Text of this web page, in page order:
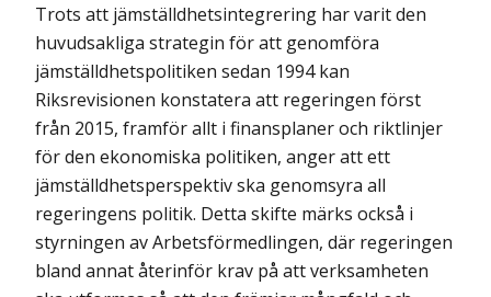
Trots att jämställdhetsintegrering har varit den
huvudsakliga strategin för att genomföra
jämställdhetspolitiken sedan 1994 kan
Riksrevisionen konstatera att regeringen först
från 2015, framför allt i finansplaner och riktlinjer
för den ekonomiska politiken, anger att ett
jämställdhetsperspektiv ska genomsyra all
regeringens politik. Detta skifte märks också i
styrningen av Arbetsförmedlingen, där regeringen
bland annat återinför krav på att verksamheten